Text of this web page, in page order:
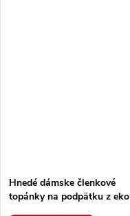
Hnedé dámske členkové
topánky na podpätku z eko